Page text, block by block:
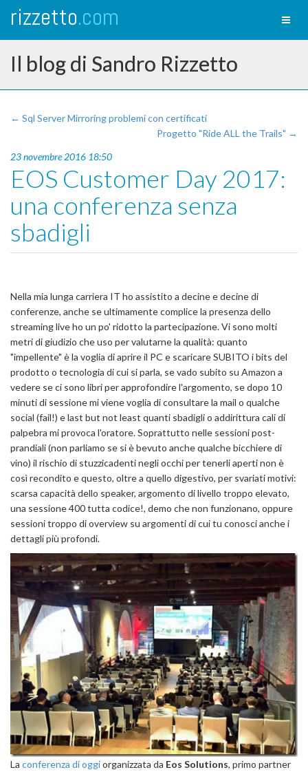
rizzetto.com
Il blog di Sandro Rizzetto
← Sql Server Mirroring problemi con certificati
Progetto "Ride ALL the Trails" →
23 novembre 2016 18:50
EOS Customer Day 2017:
una conferenza senza
sbadigli
Nella mia lunga carriera IT ho assistito a decine e decine di
conferenze, anche se ultimamente complice la presenza dello
streaming live ho un po' ridotto la partecipazione. Vi sono molti
metri di giudizio che uso per valutarne la qualità: quanto
"impellente" è la voglia di aprire il PC e scaricare SUBITO i bits del
prodotto o tecnologia di cui si parla, se vado subito su Amazon a
vedere se ci sono libri per approfondire l'argomento, se dopo 10
minuti di sessione mi viene voglia di consultare la mail o qualche
social (fail!) e last but not least quanti sbadigli o addirittura cali di
palpebra mi provoca l'oratore. Soprattutto nelle sessioni post-
prandiali (non parliamo se si è bevuto anche qualche bicchiere di
vino) il rischio di stuzzicadenti negli occhi per tenerli aperti non è
così recondito e questo, oltre a quello digestivo, per svariati motivi:
scarsa capacità dello speaker, argomento di livello troppo elevato,
una sessione 400 tutta codice!, demo che non funzionano, oppure
sessioni troppo di overview su argomenti di cui tu conosci anche i
dettagli più profondi.
La conferenza di oggiorganizzata da Eos Solutions, primo partner